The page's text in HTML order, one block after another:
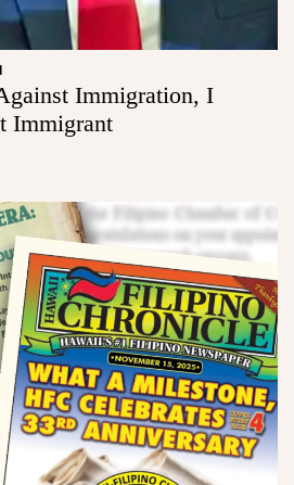
Immigration, I
Immigrant